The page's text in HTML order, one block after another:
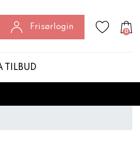
Frisørlogin
0
TILBUD